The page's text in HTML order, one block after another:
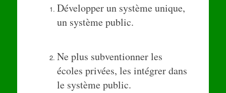
Développer un système unique,
un système public.
Ne plus subventionner les
écoles privées, les intégrer dans
le système public.